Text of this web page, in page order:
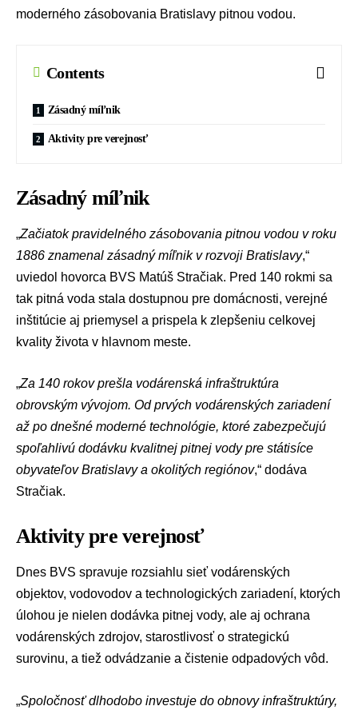
moderného zásobovania Bratislavy pitnou vodou.
Contents
Zásadný míľnik
Aktivity pre verejnosť
Zásadný míľnik
„Začiatok pravidelného zásobovania pitnou vodou v roku
1886 znamenal zásadný míľnik v rozvoji Bratislavy,“
uviedol hovorca BVS Matúš Stračiak. Pred 140 rokmi sa
tak pitná voda stala dostupnou pre domácnosti, verejné
inštitúcie aj priemysel a prispela k zlepšeniu celkovej
kvality života v hlavnom meste.
„Za 140 rokov prešla vodárenská infraštruktúra
obrovským vývojom. Od prvých vodárenských zariadení
až po dnešné moderné technológie, ktoré zabezpečujú
spoľahlivú dodávku kvalitnej pitnej vody pre státisíce
obyvateľov Bratislavy a okolitých regiónov,“ dodáva
Stračiak.
Aktivity pre verejnosť
Dnes BVS spravuje rozsiahlu sieť vodárenských
objektov, vodovodov a technologických zariadení, ktorých
úlohou je nielen dodávka pitnej vody, ale aj ochrana
vodárenských zdrojov, starostlivosť o strategickú
surovinu, a tiež odvádzanie a čistenie odpadových vôd.
„Spoločnosť dlhodobo investuje do obnovy infraštruktúry,